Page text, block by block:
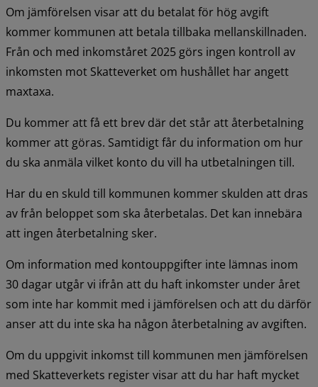
Om jämförelsen visar att du betalat för hög avgift
kommer kommunen att betala tillbaka mellanskillnaden.
Från och med inkomståret 2025 görs ingen kontroll av
inkomsten mot Skatteverket om hushållet har angett
maxtaxa.
Du kommer att få ett brev där det står att återbetalning
kommer att göras. Samtidigt får du information om hur
du ska anmäla vilket konto du vill ha utbetalningen till.
Har du en skuld till kommunen kommer skulden att dras
av från beloppet som ska återbetalas. Det kan innebära
att ingen återbetalning sker.
Om information med kontouppgifter inte lämnas inom
30 dagar utgår vi ifrån att du haft inkomster under året
som inte har kommit med i jämförelsen och att du därför
anser att du inte ska ha någon återbetalning av avgiften.
Om du uppgivit inkomst till kommunen men jämförelsen
med Skatteverkets register visar att du har haft mycket